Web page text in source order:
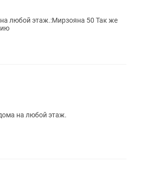
любой этаж.:Мирзояна 50 Так же
на любой этаж.